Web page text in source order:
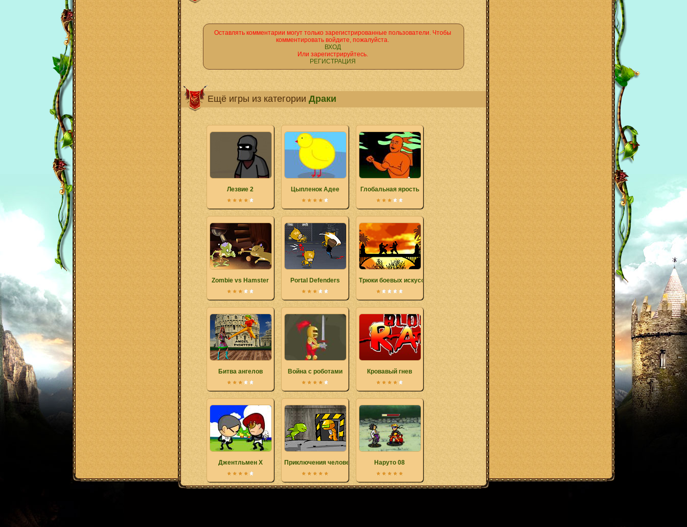
Оставлять комментарии могут только зарегистрированные пользователи. Чтобы
комментировать войдите, пожалуйста.
ВХОД
Или зарегистрируйтесь.
РЕГИСТРАЦИЯ
Ещё игры из категории Драки
Лезвие 2 Цыпленок Адее Глобальная ярость
Zombie vs Hamster Portal Defenders Трюки боевых искусств
Битва ангелов Война с роботами Кровавый гнев
Джентльмен X Приключения человечка Наруто 08